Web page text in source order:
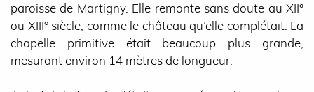
paroisse de Martigny. Elle remonte sans doute au XII°
ou XIII° siècle, comme le château qu’elle complétait. La
chapelle primitive était beaucoup plus grande,
mesurant environ 14 mètres de longueur.